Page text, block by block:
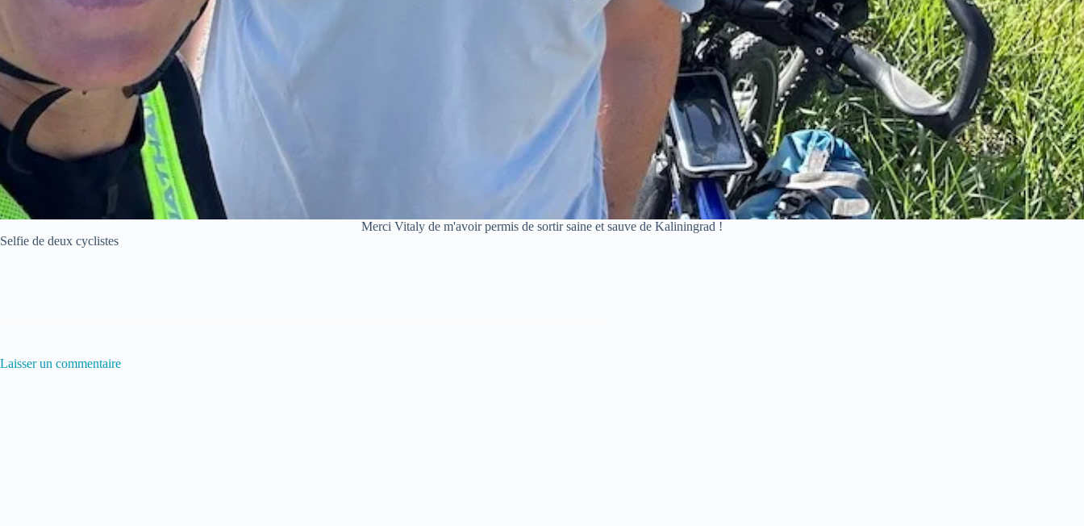
Merci Vitaly de m'avoir permis de sortir saine et sauve de Kaliningrad !
Selfie de deux cyclistes
Laisser un commentaire